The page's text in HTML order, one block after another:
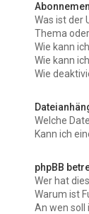
Was ist der
Thema
Wie kann
Wie kann
Wie
Welche
Kann ich
phpBB
Wer hat
Warum ist
An wen soll